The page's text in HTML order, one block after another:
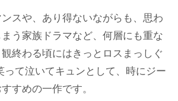
スや、あり得ないながらも、思わ
う家族ドラマなど、何層にも重な
終わる頃にはきっとロスまっしぐ
って泣いてキュンとして、時にジー
すめの一作です。